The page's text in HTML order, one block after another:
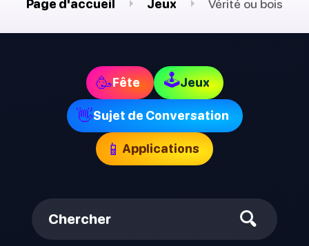
Page d'accueil Jeux Vérité ou bois
🥳Fête 🕹Jeux
👋Sujet de Conversation
📱 Applications
Chercher